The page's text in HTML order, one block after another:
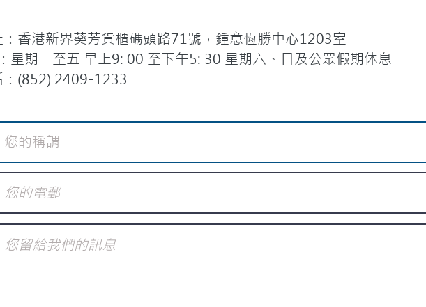
港新界葵芳貨櫃碼頭路71號，鍾意恆勝中心1203室
星期一至五 早上9: 00 至下午5: 30 星期六、日及公眾假期休息
2409-1233